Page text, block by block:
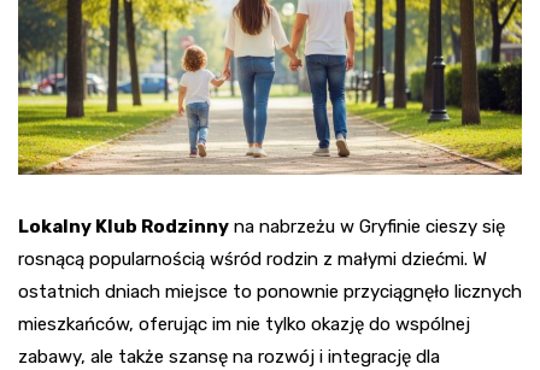
Lokalny Klub Rodzinny na nabrzeżu w Gryfinie cieszy się
rosnącą popularnością wśród rodzin z małymi dziećmi. W
ostatnich dniach miejsce to ponownie przyciągnęło licznych
mieszkańców, oferując im nie tylko okazję do wspólnej
zabawy, ale także szansę na rozwój i integrację dla